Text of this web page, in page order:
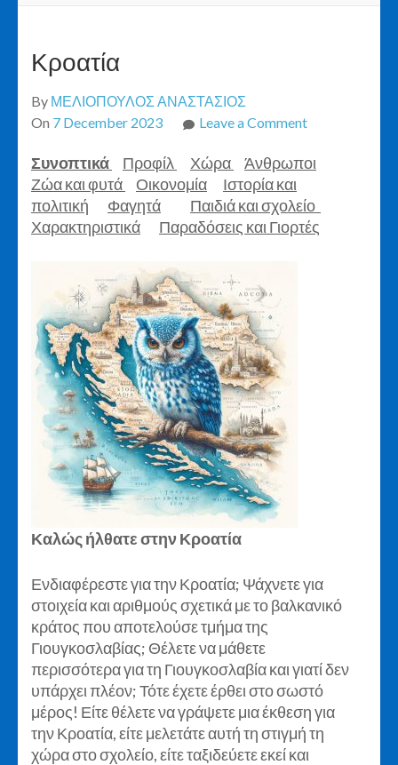
Κροατία
By ΜΕΛΙΟΠΟΥΛΟΣ ΑΝΑΣΤΑΣΙΟΣ
On 7 December 2023 Leave a Commenton
Συνοπτικά Προφίλ Χώρα
Άνθρωποι
Ζώα και φυτά
Οικονομία
Ιστορία και
πολιτική
Φαγητά
Παιδιά και σχολείο
Χαρακτηριστικά
Παραδόσεις και Γιορτές
Καλώς ήλθατε στην Κροατία
Ενδιαφέρεστε για την Κροατία; Ψάχνετε για
στοιχεία και αριθμούς σχετικά με το βαλκανικό
κράτος που αποτελούσε τμήμα της
Γιουγκοσλαβίας; Θέλετε να μάθετε
περισσότερα για τη Γιουγκοσλαβία και γιατί δεν
υπάρχει πλέον; Τότε έχετε έρθει στο σωστό
μέρος! Είτε θέλετε να γράψετε μια έκθεση για
την Κροατία, είτε μελετάτε αυτή τη στιγμή τη
χώρα στο σχολείο, είτε ταξιδεύετε εκεί και